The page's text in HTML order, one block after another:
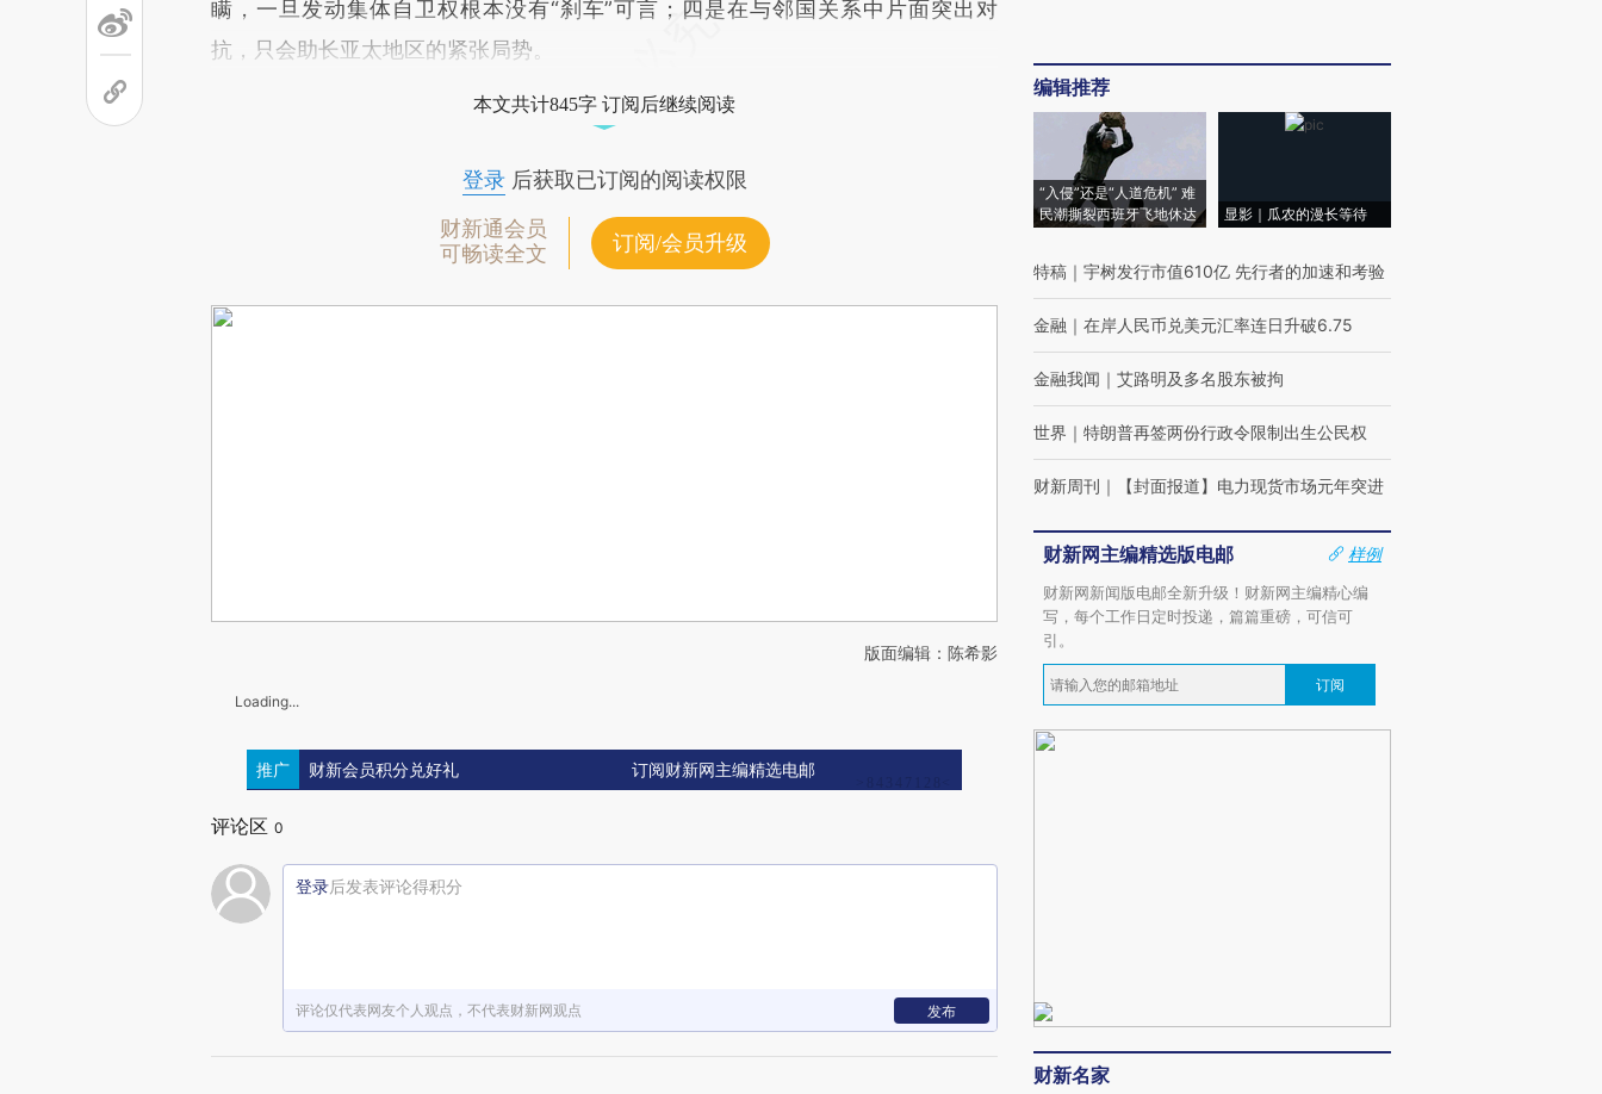
瞒，一旦发动集体自卫权根本没有“刹车”可言；四是在与邻国关系中片面突出对
抗，只会助长亚太地区的紧张局势。
本文共计845字 订阅后继续阅读
登录后获取已订阅的阅读权限
财新通会员
可畅读全文
订阅/会员升级
版面编辑：陈希影
Loading...
推广 财新会员积分兑好礼 订阅财新网主编精选电邮
评论区 0
登录后发表评论得积分
评论仅代表网友个人观点，不代表财新网观点 发布
编辑推荐
“入侵”还是“人道危机” 难
民潮撕裂西班牙飞地休达
显影｜瓜农的漫长等待
特稿 ｜ 宇树发行市值610亿 先行者的加速和考验
金融 ｜ 在岸人民币兑美元汇率连日升破6.75
金融我闻 ｜ 艾路明及多名股东被拘
世界 ｜ 特朗普再签两份行政令限制出生公民权
财新周刊 ｜ 【封面报道】电力现货市场元年突进
财新网主编精选版电邮
样例
财新网新闻版电邮全新升级！财新网主编精心编
写，每个工作日定时投递，篇篇重磅，可信可
引。
订阅
财新名家